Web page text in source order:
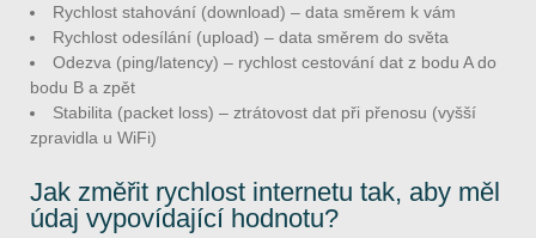
Rychlost stahování (download) – data směrem k vám
Rychlost odesílání (upload) – data směrem do světa
Odezva (ping/latency) – rychlost cestování dat z bodu A do
bodu B a zpět
Stabilita (packet loss) – ztrátovost dat při přenosu (vyšší
zpravidla u WiFi)
Jak změřit rychlost internetu tak, aby měl
údaj vypovídající hodnotu?